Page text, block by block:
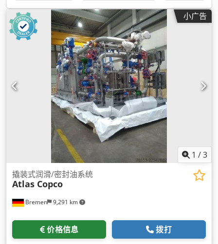
小广告
1 /3
Bremen 9,291 km
撬装式润滑/密封油系统
Atlas Copco
价格信息 拨打